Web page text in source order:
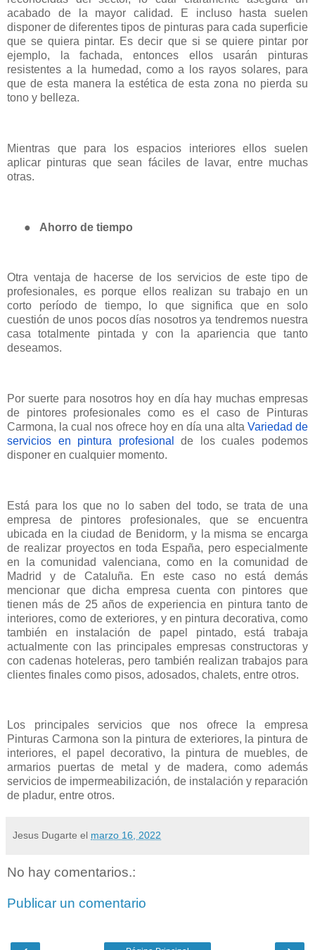
acabado de la mayor calidad. E incluso hasta suelen
disponer de diferentes tipos de pinturas para cada superficie
que se quiera pintar. Es decir que si se quiere pintar por
ejemplo, la fachada, entonces ellos usarán pinturas
resistentes a la humedad, como a los rayos solares, para
que de esta manera la estética de esta zona no pierda su
tono y belleza.
Mientras que para los espacios interiores ellos suelen
aplicar pinturas que sean fáciles de lavar, entre muchas
otras.
● Ahorro de tiempo
Otra ventaja de hacerse de los servicios de este tipo de
profesionales, es porque ellos realizan su trabajo en un
corto período de tiempo, lo que significa que en solo
cuestión de unos pocos días nosotros ya tendremos nuestra
casa totalmente pintada y con la apariencia que tanto
deseamos.
Por suerte para nosotros hoy en día hay muchas empresas
de pintores profesionales como es el caso de Pinturas
Carmona, la cual nos ofrece hoy en día una alta Variedad de
servicios en pintura profesional
de los cuales podemos
disponer en cualquier momento.
Está para los que no lo saben del todo, se trata de una
empresa de pintores profesionales, que se encuentra
ubicada en la ciudad de Benidorm, y la misma se encarga
de realizar proyectos en toda España, pero especialmente
en la comunidad valenciana, como en la comunidad de
Madrid y de Cataluña. En este caso no está demás
mencionar que dicha empresa cuenta con pintores que
tienen más de 25 años de experiencia en pintura tanto de
interiores, como de exteriores, y en pintura decorativa, como
también en instalación de papel pintado, está trabaja
actualmente con las principales empresas constructoras y
con cadenas hoteleras, pero también realizan trabajos para
clientes finales como pisos, adosados, chalets, entre otros.
Los principales servicios que nos ofrece la empresa
Pinturas Carmona son la pintura de exteriores, la pintura de
interiores, el papel decorativo, la pintura de muebles, de
armarios puertas de metal y de madera, como además
servicios de impermeabilización, de instalación y reparación
de pladur, entre otros.
Jesus Dugarte el marzo 16, 2022
No hay comentarios.:
Publicar un comentario